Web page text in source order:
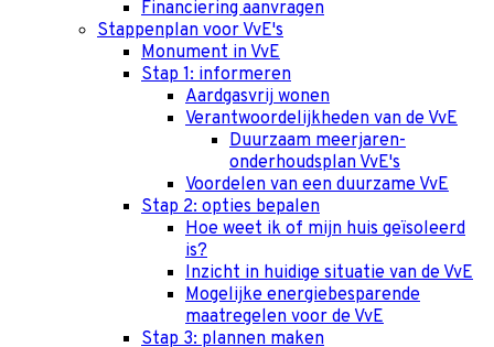
Financiering aanvragen
Stappenplan voor VvE's
Monument in VvE
Stap 1: informeren
Aardgasvrij wonen
Verantwoordelijkheden van de VvE
Duurzaam meerjaren-
onderhoudsplan VvE's
Voordelen van een duurzame VvE
Stap 2: opties bepalen
Hoe weet ik of mijn huis geïsoleerd
is?
Inzicht in huidige situatie van de VvE
Mogelijke energiebesparende
maatregelen voor de VvE
Stap 3: plannen maken